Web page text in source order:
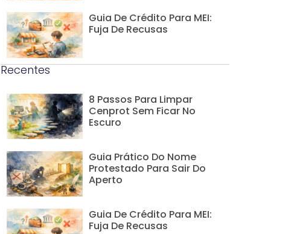
Guia De Crédito Para MEI:
Fuja De Recusas
Recentes
8 Passos Para Limpar
Cenprot Sem Ficar No
Escuro
Guia Prático Do Nome
Protestado Para Sair Do
Aperto
Guia De Crédito Para MEI:
Fuja De Recusas